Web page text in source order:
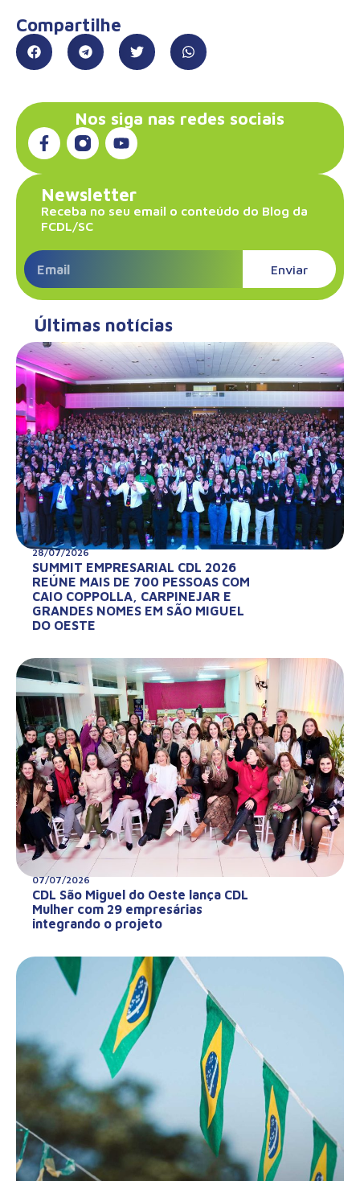
Compartilhe
Nos siga nas redes sociais
Newsletter
Receba no seu email o conteúdo do Blog da
FCDL/SC
Enviar
Últimas notícias
28/07/2026
SUMMIT EMPRESARIAL CDL 2026
REÚNE MAIS DE 700 PESSOAS COM
CAIO COPPOLLA, CARPINEJAR E
GRANDES NOMES EM SÃO MIGUEL
DO OESTE
07/07/2026
CDL São Miguel do Oeste lança CDL
Mulher com 29 empresárias
integrando o projeto